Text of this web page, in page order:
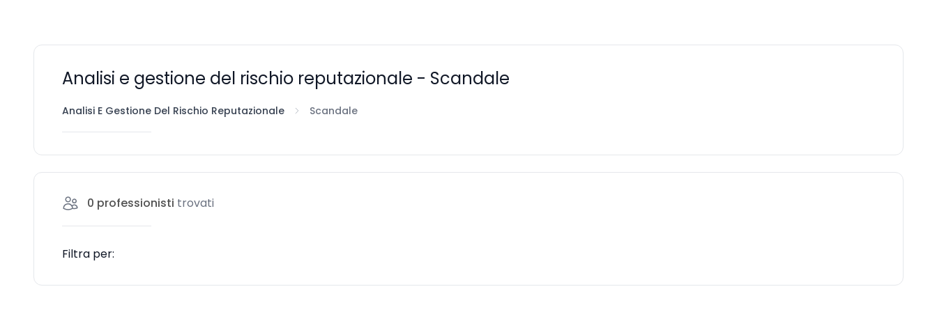
Analisi e gestione del rischio reputazionale - Scandale
Analisi E Gestione Del Rischio Reputazionale Scandale
0 professionisti trovati
Filtra per: